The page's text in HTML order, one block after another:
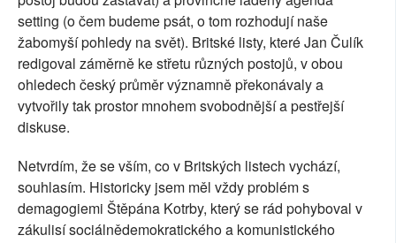
setting (o čem budeme psát, o tom rozhodují naše
žabomyší pohledy na svět). Britské listy, které Jan Čulík
redigoval záměrně ke střetu různých postojů, v obou
ohledech český průměr významně překonávaly a
vytvořily tak prostor mnohem svobodnější a pestřejší
diskuse.
Netvrdím, že se vším, co v Britských listech vychází,
souhlasím. Historicky jsem měl vždy problém s
demagogiemi Štěpána Kotrby, který se rád pohyboval v
zákulisí sociálnědemokratického a komunistického